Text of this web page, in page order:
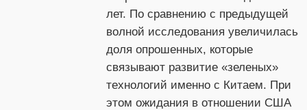
лет. По сравнению с предыдущей
волной исследования увеличилась
доля опрошенных, которые
связывают развитие «зеленых»
технологий именно с Китаем. При
этом ожидания в отношении США